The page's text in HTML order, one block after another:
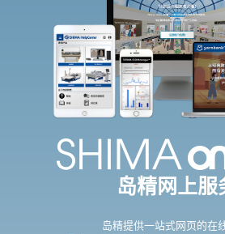
岛精网上服
岛精提供一站式网页的在